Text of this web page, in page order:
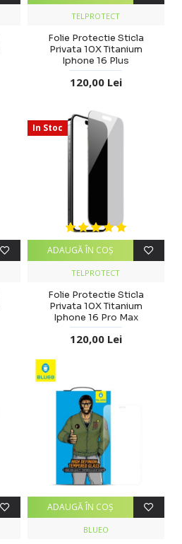
TELPROTECT
Folie Protectie Sticla
Privata 10X Titanium
Iphone 16 Plus
120,00 Lei
In Stoc
TELPROTECT
Folie Protectie Sticla
Privata 10X Titanium
Iphone 16 Pro Max
120,00 Lei
ADAUGĂ ÎN COŞ
BLUEO
ADAUGĂ ÎN COŞ